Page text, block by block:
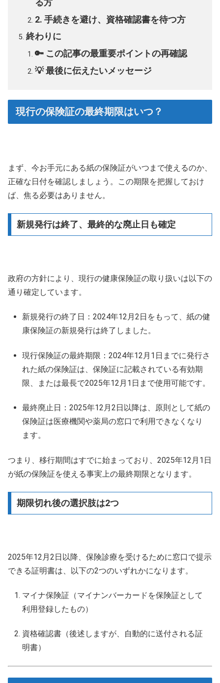
る方
2. 手続きを避け、資格確認書を待つ方
終わりに
🔑 この記事の最重要ポイントの再確認
💡 最後に伝えたいメッセージ
現行の保険証の最終期限はいつ？
まず、今お手元にある紙の保険証がいつまで使えるのか、
正確な日付を確認しましょう。この期限を把握しておけ
ば、焦る必要はありません。
新規発行は終了、最終的な廃止日も確定
政府の方針により、現行の健康保険証の取り扱いは以下の
通り確定しています。
新規発行の終了日：2024年12月2日をもって、紙の健
康保険証の新規発行は終了しました。
現行保険証の最終期限：2024年12月1日までに発行さ
れた紙の保険証は、保険証に記載されている有効期
限、または最長で2025年12月1日まで使用可能です。
最終廃止日：2025年12月2日以降は、原則として紙の
保険証は医療機関や薬局の窓口で利用できなくなり
ます。
つまり、移行期間はすでに始まっており、2025年12月1日
が紙の保険証を使える事実上の最終期限となります。
期限切れ後の選択肢は2つ
2025年12月2日以降、保険診療を受けるために窓口で提示
できる証明書は、以下の2つのいずれかになります。
マイナ保険証（マイナンバーカードを保険証として
利用登録したもの）
資格確認書（後述しますが、自動的に送付される証
明書）